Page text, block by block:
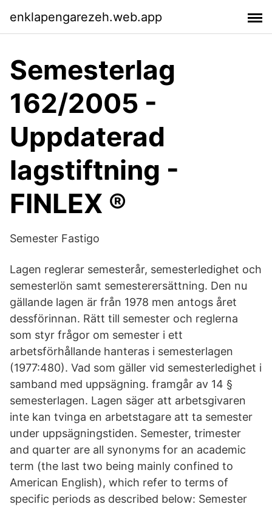
enklapengarezeh.web.app
Semesterlag
162/2005 -
Uppdaterad
lagstiftning -
FINLEX ®
Semester Fastigo
Lagen reglerar semesterår, semesterledighet och
semesterlön samt semesterersättning. Den nu
gällande lagen är från 1978 men antogs året
dessförinnan. Rätt till semester och reglerna
som styr frågor om semester i ett
arbetsförhållande hanteras i semesterlagen
(1977:480). Vad som gäller vid semesterledighet i
samband med uppsägning. framgår av 14 §
semesterlagen. Lagen säger att arbetsgivaren
inte kan tvinga en arbetstagare att ta semester
under uppsägningstiden. Semester, trimester
and quarter are all synonyms for an academic
term (the last two being mainly confined to
American English), which refer to terms of
specific periods as described below: Semester